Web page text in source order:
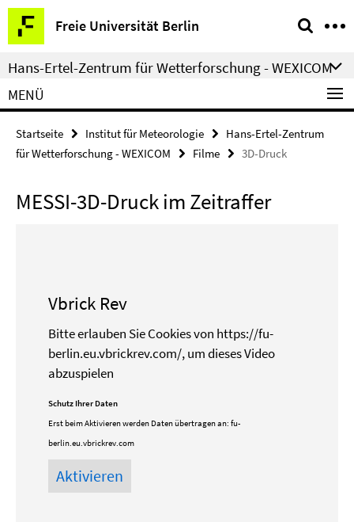
Springe
direkt
zu
Inhalt
Freie Universität Berlin
Service-
Navigation
Hans-Ertel-Zentrum für Wetterforschung - WEXICOM
MENÜ
Startseite Institut für Meteorologie
Hans-Ertel-Zentrum
für Wetterforschung - WEXICOM
Filme 3D-Druck
MESSI-3D-Druck im Zeitraffer
Vbrick Rev
Bitte erlauben Sie Cookies von https://fu-
berlin.eu.vbrickrev.com/, um dieses Video
abzuspielen
Schutz Ihrer Daten
Erst beim Aktivieren werden Daten übertragen an: fu-
berlin.eu.vbrickrev.com